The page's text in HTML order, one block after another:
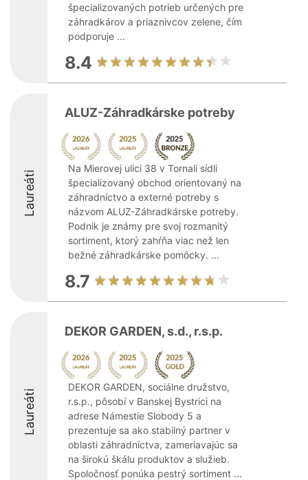
špecializovaných potrieb určených pre
záhradkárov a priaznivcov zelene, čím
podporuje ...
8.4
Laureáti
ALUZ-Záhradkárske potreby
Na Mierovej ulici 38 v Tornali sídli
špecializovaný obchod orientovaný na
záhradníctvo a externé potreby s
názvom ALUZ-Záhradkárske potreby.
Podnik je známy pre svoj rozmanitý
sortiment, ktorý zahŕňa viac než len
bežné záhradkárske pomôcky. ...
8.7
Laureáti
DEKOR GARDEN, s.d., r.s.p.
DEKOR GARDEN, sociálne družstvo,
r.s.p., pôsobí v Banskej Bystrici na
adrese Námestie Slobody 5 a
prezentuje sa ako stabilný partner v
oblasti záhradníctva, zameriavajúc sa
na širokú škálu produktov a služieb.
Spoločnosť ponúka pestrý sortiment ...